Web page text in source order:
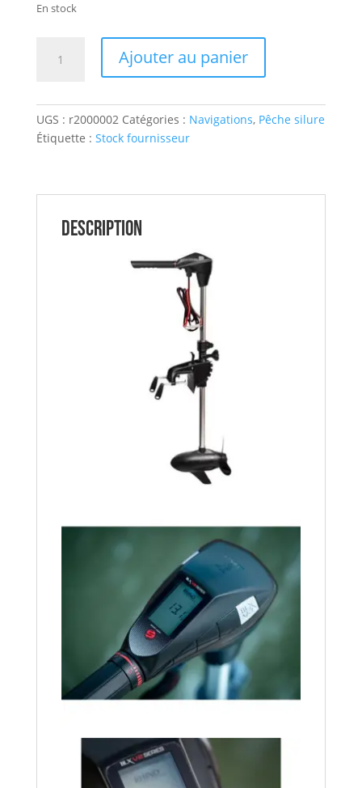
En stock
Electrique
BVLX
V2
RHINO
Ajouter au panier
UGS : r2000002 Catégories : Navigations, Pêche silure
Étiquette : Stock fournisseur
Description